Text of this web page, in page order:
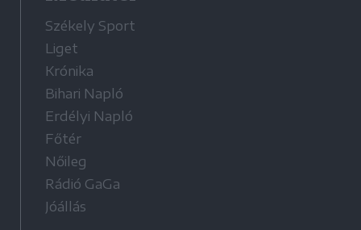
Székely Sport
Liget
Krónika
Bihari Napló
Erdélyi Napló
Főtér
Nőileg
Rádió GaGa
Jóállás